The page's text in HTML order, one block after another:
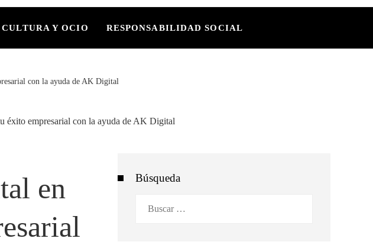
CULTURA Y OCIO RESPONSABILIDAD SOCIAL
con la ayuda de AK Digital
en
Búsqueda